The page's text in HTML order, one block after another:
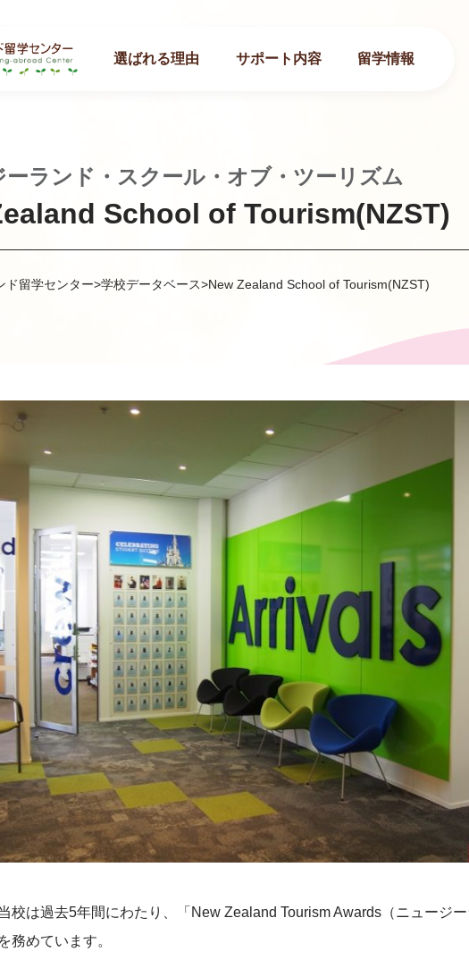
選ばれる理由 サポート内容 留学情報
School of Tourism(NZST)
ーランド・スクール・オブ・ツーリズム
ド留学センター>学校データベース>New Zealand School of Tourism(NZST)
校は過去5年間にわたり、「New Zealand Tourism Awards（ニュージ
を務めています。